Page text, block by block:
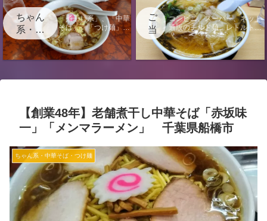
ちゃん
系・中
華そ
ば・つ
「煮干し系」、「中華
そば」、「つけ麺」、
「汁なし」の店のレビ
ュー記事になります。
ご
当
地
コンビニ、スーパー、ネット
通販のチルド麺、レトルト、
袋麺のレビュー記事またはラ
ーメンに関する電子書籍出版
情報のページになります。
【創業48年】老舗煮干し中華そば「赤坂味
一」「メンマラーメン」 千葉県船橋市
ちゃん系・中華そば・つけ麺